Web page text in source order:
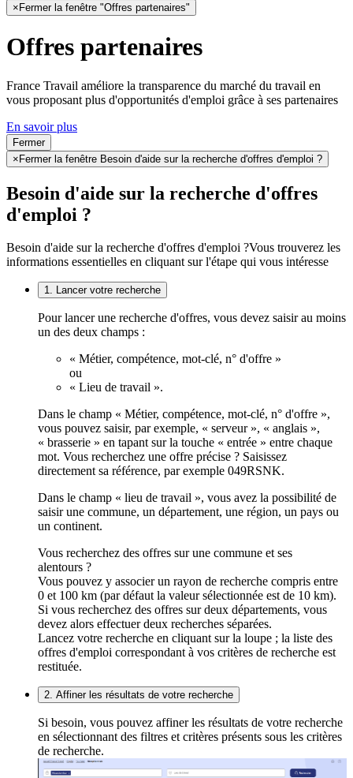
× Fermer la fenêtre "Offres partenaires"
Offres partenaires
France Travail améliore la transparence du marché du travail en
vous proposant plus d'opportunités d'emploi grâce à ses partenaires
En savoir plus
Fermer
×Fermer la fenêtre Besoin d'aide sur la recherche d'offres d'emploi ?
Besoin d'aide sur la recherche d'offres
d'emploi ?
Besoin d'aide sur la recherche d'offres d'emploi ?Vous trouverez les
informations essentielles en cliquant sur l'étape qui vous intéresse
1. Lancer votre recherche
Pour lancer une recherche d'offres, vous devez saisir au moins
un des deux champs :
« Métier, compétence, mot-clé, n° d'offre »
ou
« Lieu de travail ».
Dans le champ « Métier, compétence, mot-clé, n° d'offre »,
vous pouvez saisir, par exemple, « serveur », « anglais »,
« brasserie » en tapant sur la touche « entrée » entre chaque
mot. Vous recherchez une offre précise ? Saisissez
directement sa référence, par exemple 049RSNK.
Dans le champ « lieu de travail », vous avez la possibilité de
saisir une commune, un département, une région, un pays ou
un continent.
Vous recherchez des offres sur une commune et ses
alentours ?
Vous pouvez y associer un rayon de recherche compris entre
0 et 100 km (par défaut la valeur sélectionnée est de 10 km).
Si vous recherchez des offres sur deux départements, vous
devez alors effectuer deux recherches séparées.
Lancez votre recherche en cliquant sur la loupe ; la liste des
offres d'emploi correspondant à vos critères de recherche est
restituée.
2. Affiner les résultats de votre recherche
Si besoin, vous pouvez affiner les résultats de votre recherche
en sélectionnant des filtres et critères présents sous les critères
de recherche.